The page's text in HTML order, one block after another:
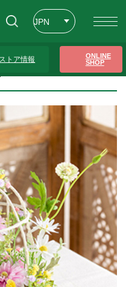
JPN
ストア情報
ONLINE
SHOP
ツイッグ鳥かごアレンジ